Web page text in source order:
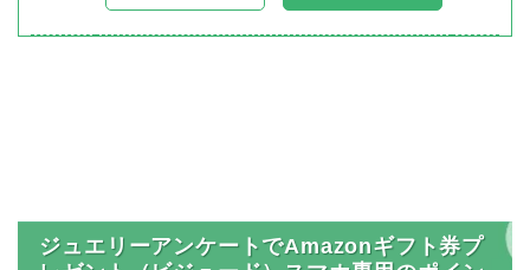
ジュエリーアンケートでAmazonギフト券プ